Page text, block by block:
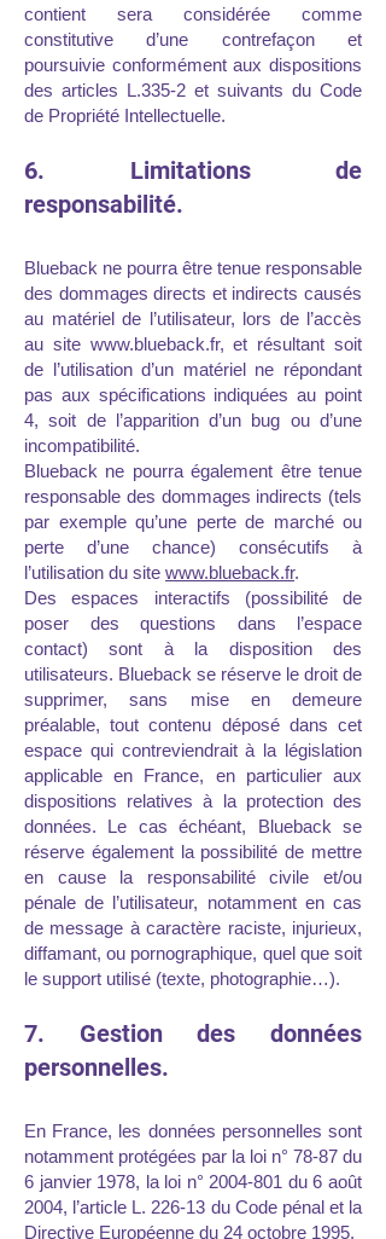
contient sera considérée comme
constitutive d’une contrefaçon et
poursuivie conformément aux dispositions
des articles L.335-2 et suivants du Code
de Propriété Intellectuelle.
6. Limitations de
responsabilité.
Blueback ne pourra être tenue responsable
des dommages directs et indirects causés
au matériel de l’utilisateur, lors de l’accès
au site www.blueback.fr, et résultant soit
de l’utilisation d’un matériel ne répondant
pas aux spécifications indiquées au point
4, soit de l’apparition d’un bug ou d’une
incompatibilité.
Blueback ne pourra également être tenue
responsable des dommages indirects (tels
par exemple qu’une perte de marché ou
perte d’une chance) consécutifs à
l’utilisation du site www.blueback.fr.
Des espaces interactifs (possibilité de
poser des questions dans l’espace
contact) sont à la disposition des
utilisateurs. Blueback se réserve le droit de
supprimer, sans mise en demeure
préalable, tout contenu déposé dans cet
espace qui contreviendrait à la législation
applicable en France, en particulier aux
dispositions relatives à la protection des
données. Le cas échéant, Blueback se
réserve également la possibilité de mettre
en cause la responsabilité civile et/ou
pénale de l’utilisateur, notamment en cas
de message à caractère raciste, injurieux,
diffamant, ou pornographique, quel que soit
le support utilisé (texte, photographie…).
7. Gestion des données
personnelles.
En France, les données personnelles sont
notamment protégées par la loi n° 78-87 du
6 janvier 1978, la loi n° 2004-801 du 6 août
2004, l’article L. 226-13 du Code pénal et la
Directive Européenne du 24 octobre 1995.